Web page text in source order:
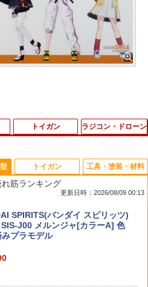
プションフェイスパーツ 表情セ
ラーB] (プラモデル)
プションフェイスパーツ 表情セ
独自で＋P10倍★要エントリー】
[FIG] 魂ウェブ商店限定 S.H.Fi
フィギュアーツ) 仮面ライダーフ
デイブレイク スチームホッパー
ダーガッチャード 完成品 可動
ア バンダイスピリッツ
トイガン
フェア》ELEMENT メンテナン
(P220)
ット M4A1 / SOPMOD / CQB-R /
ラジコン・ドローン
NATIONS S.H.フィギュアー
彫製法） 仮面ライダーBLACK
PVC&ABS&布製 塗装済み
筋ランキング
更新日時：2026/08/09 00:13
SPIRITS(バンダイ スピリッツ)
J00 メルンジャ[カラーA] 色
プラモデル
トイガン 工具・塗装・材料